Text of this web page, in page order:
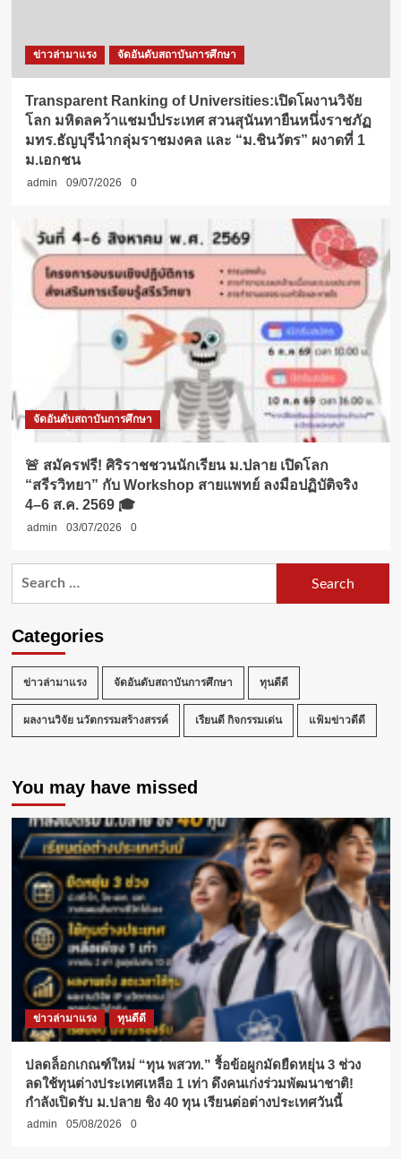
ข่าวล่ามาแรง จัดอันดับสถาบันการศึกษา
Transparent Ranking of Universities:เปิดโผงานวิจัย
โลก มหิดลคว้าแชมป์ประเทศ สวนสุนันทายืนหนึ่งราชภัฏ
มทร.ธัญบุรีนำกลุ่มราชมงคล และ “ม.ชินวัตร” ผงาดที่ 1
ม.เอกชน
admin 09/07/2026 0
จัดอันดับสถาบันการศึกษา
🚨 สมัครฟรี! ศิริราชชวนนักเรียน ม.ปลาย เปิดโลก
“สรีรวิทยา” กับ Workshop สายแพทย์ ลงมือปฏิบัติจริง
4–6 ส.ค. 2569 🎓
admin 03/07/2026 0
Categories
ข่าวล่ามาแรง จัดอันดับสถาบันการศึกษา ทุนดีดี
ผลงานวิจัย นวัตกรรมสร้างสรรค์ เรียนดี กิจกรรมเด่น แฟ้มข่าวดีดี
You may have missed
ข่าวล่ามาแรง ทุนดีดี
ปลดล็อกเกณฑ์ใหม่ “ทุน พสวท.” รื้อข้อผูกมัดยืดหยุ่น 3 ช่วง
ลดใช้ทุนต่างประเทศเหลือ 1 เท่า ดึงคนเก่งร่วมพัฒนาชาติ!
กำลังเปิดรับ ม.ปลาย ชิง 40 ทุน เรียนต่อต่างประเทศวันนี้
admin 05/08/2026 0